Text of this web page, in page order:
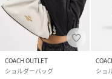
COACH OUTLET
ショルダーバッグ
ショ